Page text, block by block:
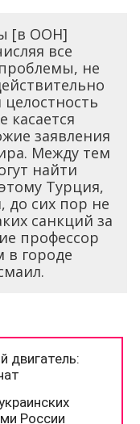
[в ООН]
все
не
касается
заявления
Между тем
найти
Турция,
до сих пор не
санкций за
профессор
в городе